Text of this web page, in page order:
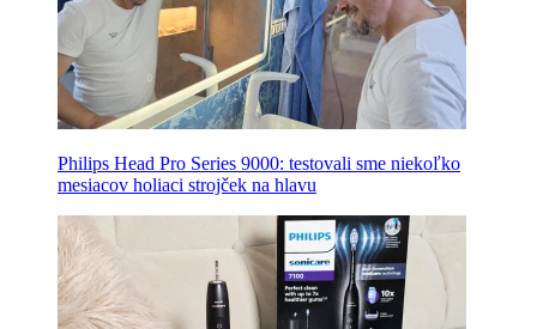
Philips Head Pro Series 9000: testovali sme niekoľko
mesiacov holiaci strojček na hlavu